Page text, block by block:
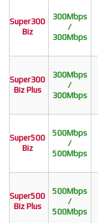
Super300
Biz
300Mbps
/
300Mbps
Super300
Biz Plus
300Mbps
/
300Mbps
Super500
Biz
500Mbps
/
500Mbps
Super500
Biz Plus
500Mbps
/
500Mbps